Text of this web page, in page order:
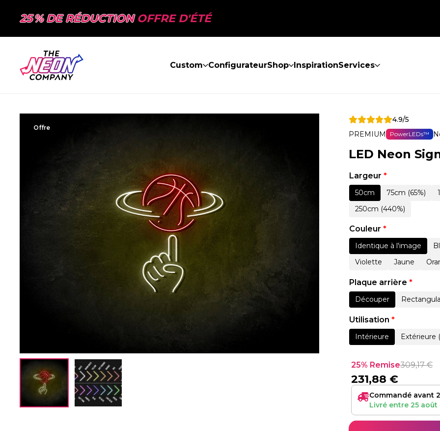
25 % DE RÉDUCTIONOFFRE D'ÉTÉ
Custom ConfigurateurShop InspirationServices
Offre
4.9/5
PREMIUM
PowerLEDs™
LED Neon
Largeur *
50cm 75cm (65%)
250cm (440%)
Couleur *
Identique à l'image
Violette
Jaune
Plaque arrière *
Découper
Utilisation *
Intérieure Extérieure
25% Remise309,17€
231,88 €
Commandé avant
Livré entre 25 août